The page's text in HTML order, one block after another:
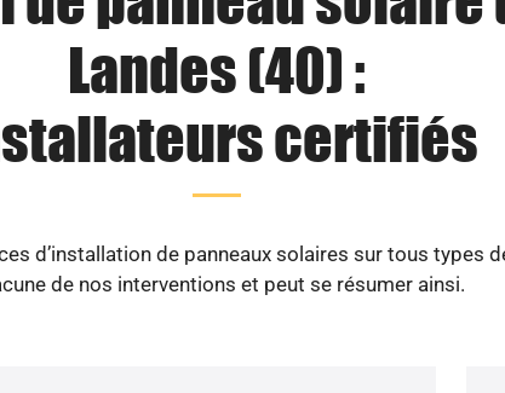
Landes (40) :
certifiés
d’installation de panneaux solaires sur tous types
de nos interventions et peut se résumer ainsi.